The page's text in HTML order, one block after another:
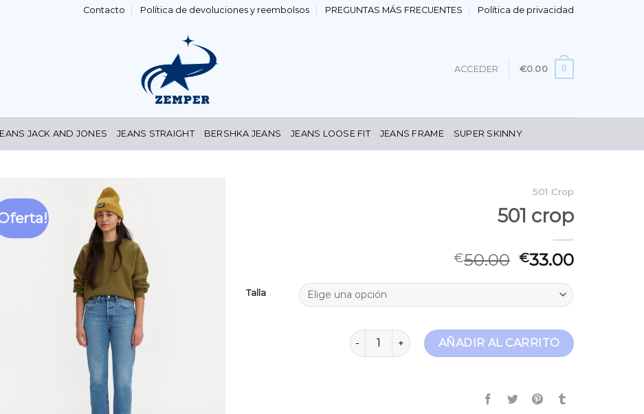
Contacto Política de devoluciones y reembolsos PREGUNTAS MÁS FRECUENTES Política de privacidad
ACCEDER €0.00 0
JACK AND JONES JEANS STRAIGHT BERSHKA JEANS JEANS LOOSE FIT JEANS FRAME SUPER SKINNY
501 Crop
501 crop
€50.00 €33.00
Talla
501 crop cantidad AÑADIR AL CARRITO